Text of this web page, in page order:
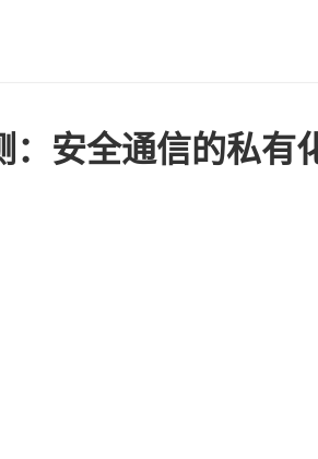
安全通信的私有